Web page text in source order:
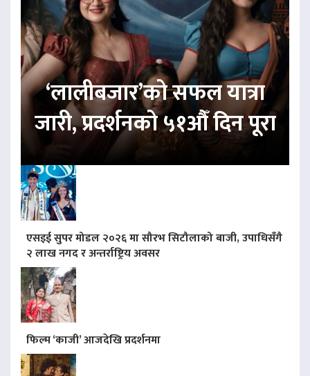
‘लालीबजार’को सफल यात्रा
जारी, प्रदर्शनको ५१औँ दिन पूरा
एसइई सुपर मोडल २०२६ मा सौरभ सिटौलाको बाजी, उपाधिसँगै
२ लाख नगद र अन्तर्राष्ट्रिय अवसर
फिल्म ‘काजी’ आजदेखि प्रदर्शनमा